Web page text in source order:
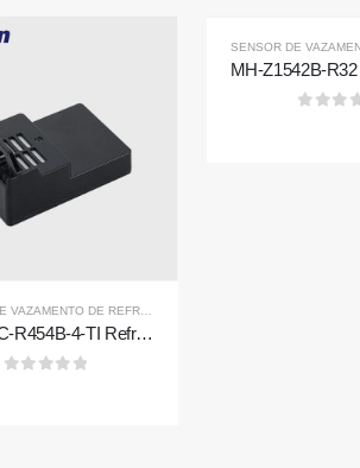
ZRT512C-R454B-4-TI Refrigerant Sensor Module | NDIR Technology for HVAC & Industrial Safety Monitoring